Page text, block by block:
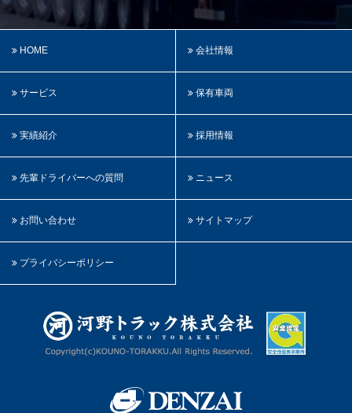
HOME 会社情報
サービス 保有車両
実績紹介 採用情報
先輩ドライバーへの質問 ニュース
お問い合わせ サイトマップ
プライバシーポリシー